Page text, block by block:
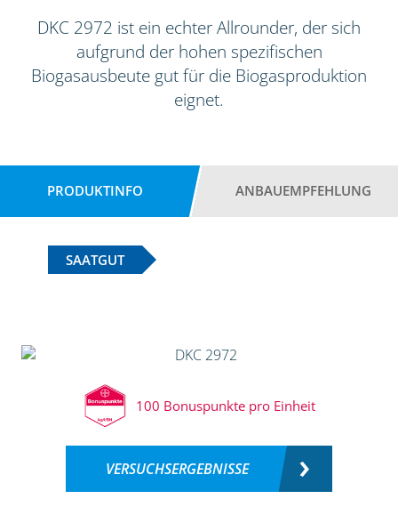
DKC 2972 ist ein echter Allrounder, der sich
aufgrund der hohen spezifischen
Biogasausbeute gut für die Biogasproduktion
eignet.
PRODUKTINFO ANBAUEMPFEHLUNG
SAATGUT
100 Bonuspunkte pro Einheit
VERSUCHSERGEBNISSE